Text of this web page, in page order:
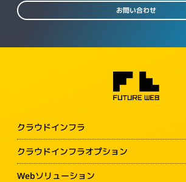
お問い合わせ
クラウドインフラ
クラウドインフラオプション
Webソリューション